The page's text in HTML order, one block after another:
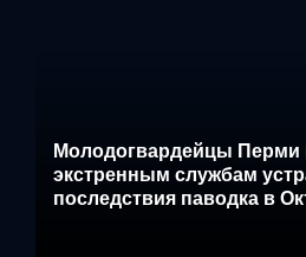
Молодогвардейцы Перми
экстренным службам
последствия паводка в